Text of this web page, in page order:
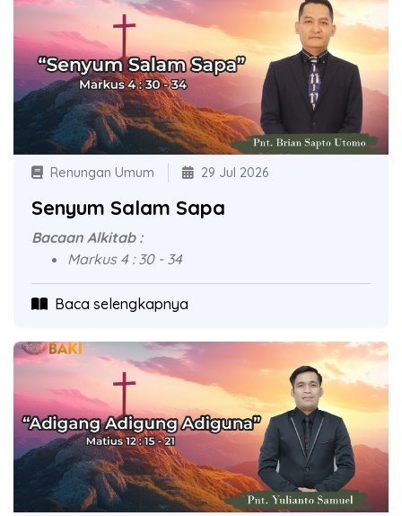
Renungan Umum 29 Jul 2026
Senyum Salam Sapa
Bacaan Alkitab :
Markus 4 : 30 - 34
Baca selengkapnya